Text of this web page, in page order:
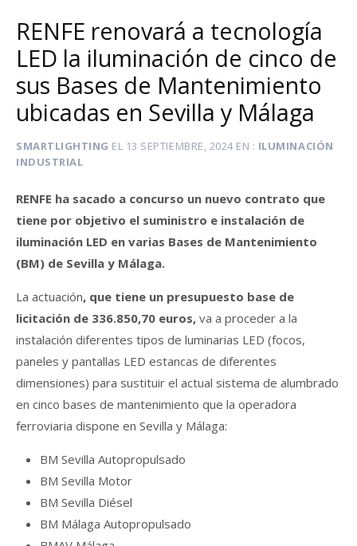
RENFE renovará a tecnología
LED la iluminación de cinco de
sus Bases de Mantenimiento
ubicadas en Sevilla y Málaga
SMARTLIGHTING EL 13 SEPTIEMBRE, 2024EN
ILUMINACIÓN
INDUSTRIAL
RENFE ha sacado a concurso un nuevo contrato que
tiene por objetivo el suministro e instalación de
iluminación LED en varias Bases de Mantenimiento
(BM) de Sevilla y Málaga.
La actuación, que tiene un presupuesto base de
licitación de 336.850,70 euros, va a proceder a la
instalación diferentes tipos de luminarias LED (focos,
paneles y pantallas LED estancas de diferentes
dimensiones) para sustituir el actual sistema de alumbrado
en cinco bases de mantenimiento que la operadora
ferroviaria dispone en Sevilla y Málaga:
BM Sevilla Autopropulsado
BM Sevilla Motor
BM Sevilla Diésel
BM Málaga Autopropulsado